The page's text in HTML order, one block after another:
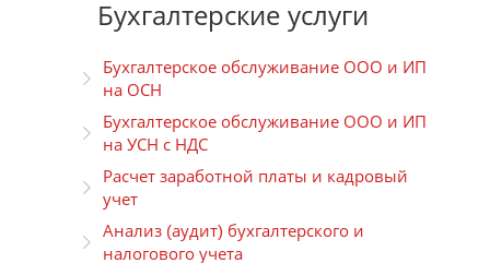
Бухгалтерские услуги
Бухгалтерское обслуживание ООО и ИП
на ОСН
Бухгалтерское обслуживание ООО и ИП
на УСН с НДС
Расчет заработной платы и кадровый
учет
Анализ (аудит) бухгалтерского и
налогового учета